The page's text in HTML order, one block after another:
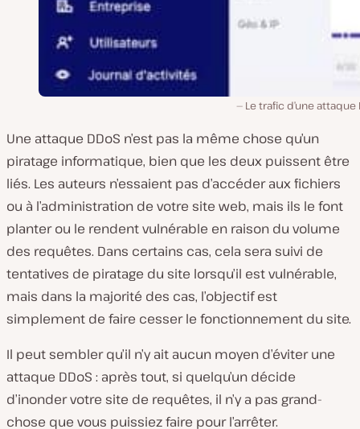
Le trafic d’une attaque
Une attaque DDoS n’est pas la même chose qu’un
piratage informatique, bien que les deux puissent être
liés. Les auteurs n’essaient pas d’accéder aux fichiers
ou à l’administration de votre site web, mais ils le font
planter ou le rendent vulnérable en raison du volume
des requêtes. Dans certains cas, cela sera suivi de
tentatives de piratage du site lorsqu’il est vulnérable,
mais dans la majorité des cas, l’objectif est
simplement de faire cesser le fonctionnement du site.
Il peut sembler qu’il n’y ait aucun moyen d’éviter une
attaque DDoS : après tout, si quelqu’un décide
d’inonder votre site de requêtes, il n’y a pas grand-
chose que vous puissiez faire pour l’arrêter.